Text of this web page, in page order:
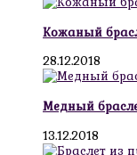
Кожаный
28.12.2018
Медный
13.12.2018